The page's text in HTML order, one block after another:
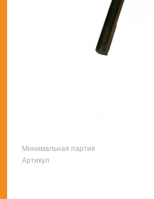
Минимальная партия
Артикул